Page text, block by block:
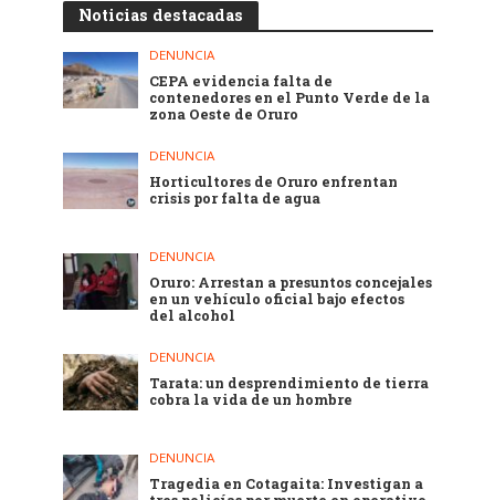
Noticias destacadas
DENUNCIA
CEPA evidencia falta de
contenedores en el Punto Verde de la
zona Oeste de Oruro
DENUNCIA
Horticultores de Oruro enfrentan
crisis por falta de agua
DENUNCIA
Oruro: Arrestan a presuntos concejales
en un vehículo oficial bajo efectos
del alcohol
DENUNCIA
Tarata: un desprendimiento de tierra
cobra la vida de un hombre
DENUNCIA
Tragedia en Cotagaita: Investigan a